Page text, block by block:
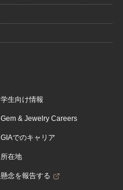
学生向け情報
Gem & Jewelry Careers
GIAでのキャリア
所在地
懸念を報告する